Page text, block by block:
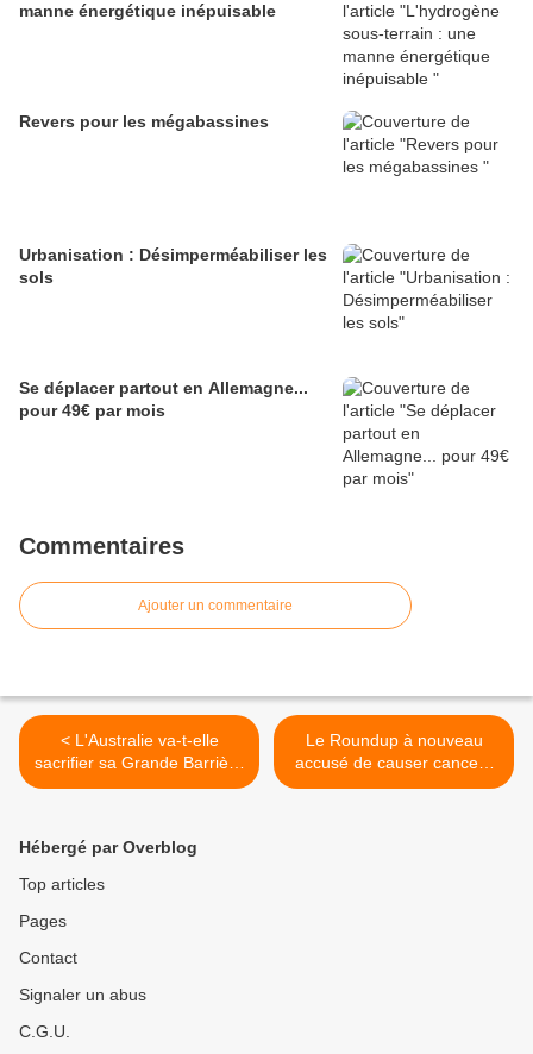
manne énergétique inépuisable
Revers pour les mégabassines
Urbanisation : Désimperméabiliser les
sols
Se déplacer partout en Allemagne...
pour 49€ par mois
Commentaires
Ajouter un commentaire
< L'Australie va-t-elle
sacrifier sa Grande Barrière
de Corail au gaz de schiste
Le Roundup à nouveau
accusé de causer cancers
et Parkinson >
Hébergé par Overblog
Top articles
Pages
Contact
Signaler un abus
C.G.U.